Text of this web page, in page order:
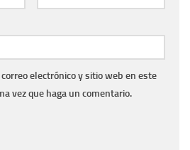
electrónico y sitio web en este
vez que haga un comentario.